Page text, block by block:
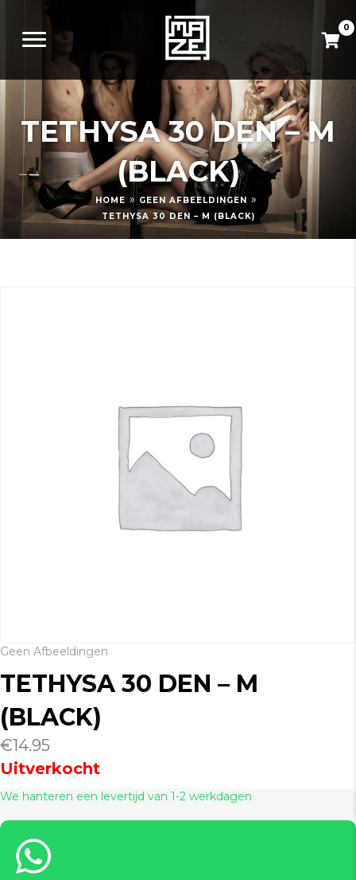
0
TETHYSA 30 DEN – M
(BLACK)
HOME » GEEN AFBEELDINGEN »
TETHYSA 30 DEN – M (BLACK)
Geen Afbeeldingen
TETHYSA 30 DEN – M
(BLACK)
€14.95
Uitverkocht
We hanteren een levertijd van 1-2 werkdagen